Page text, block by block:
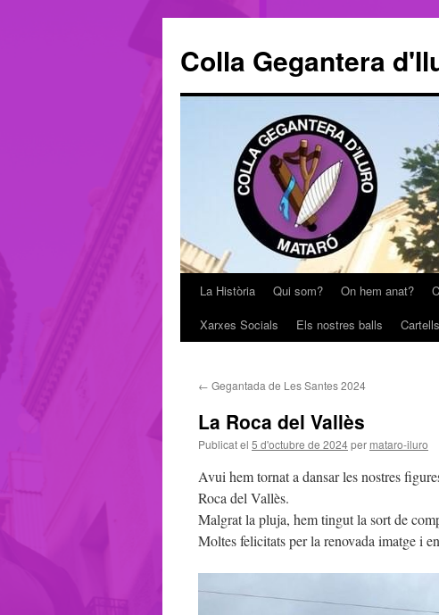
Colla Gegantera
VésLa Història Qui som? On hem anat?
Xarxes Socials
Els nostres balls
← Gegantada de Les Santes 2024
La Roca del Vallès
Publicat el 5 d'octubre de 2024per mataro-iluro
Avui hem tornat a dansar les nostres
Roca del Vallès.
Malgrat la pluja, hem tingut la sort de
Moltes felicitats per la renovada imatge i